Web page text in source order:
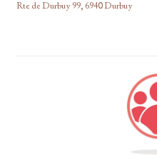
Rte de Durbuy 99, 6940 Durbuy